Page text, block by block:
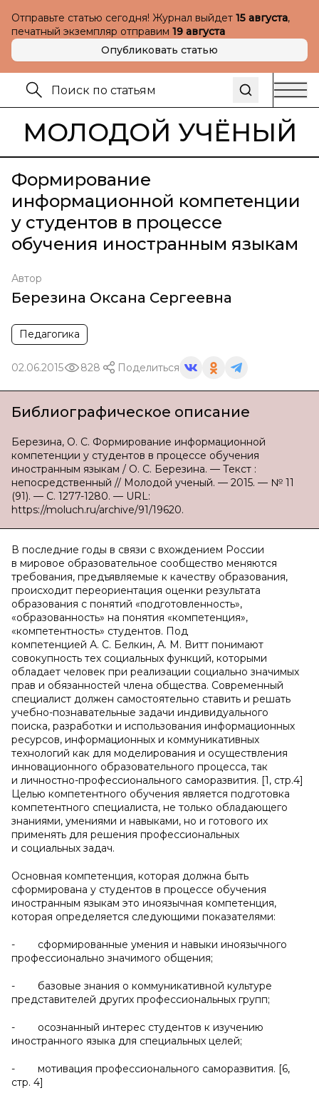
Отправьте статью сегодня! Журнал выйдет 15 августа,
печатный экземпляр отправим 19 августа
Опубликовать статью
МОЛОДОЙ УЧЁНЫЙ
Формирование
информационной компетенции
у студентов в процессе
обучения иностранным языкам
Автор
Березина Оксана Сергеевна
Педагогика
02.06.2015 828 Поделиться
Библиографическое описание
Березина, О. С. Формирование информационной
компетенции у студентов в процессе обучения
иностранным языкам / О. С. Березина. — Текст :
непосредственный // Молодой ученый. — 2015. — № 11
(91). — С. 1277-1280. — URL:
https://moluch.ru/archive/91/19620.
В последние годы в связи с вхождением России
в мировое образовательное сообщество меняются
требования, предъявляемые к качеству образования,
происходит переориентация оценки результата
образования с понятий «подготовленность»,
«образованность» на понятия «компетенция»,
«компетентность» студентов. Под
компетенцией А. С. Белкин, А. М. Витт понимают
совокупность тех социальных функций, которыми
обладает человек при реализации социально значимых
прав и обязанностей члена общества. Современный
специалист должен самостоятельно ставить и решать
учебно-познавательные задачи индивидуального
поиска, разработки и использования информационных
ресурсов, информационных и коммуникативных
технологий как для моделирования и осуществления
инновационного образовательного процесса, так
и личностно-профессионального саморазвития. [1, стр.4]
Целью компетентного обучения является подготовка
компетентного специалиста, не только обладающего
знаниями, умениями и навыками, но и готового их
применять для решения профессиональных
и социальных задач.
Основная компетенция, которая должна быть
сформирована у студентов в процессе обучения
иностранным языкам это иноязычная компетенция,
которая определяется следующими показателями:
- сформированные умения и навыки иноязычного
профессионально значимого общения;
- базовые знания о коммуникативной культуре
представителей других профессиональных групп;
- осознанный интерес студентов к изучению
иностранного языка для специальных целей;
- мотивация профессионального саморазвития. [6,
стр. 4]